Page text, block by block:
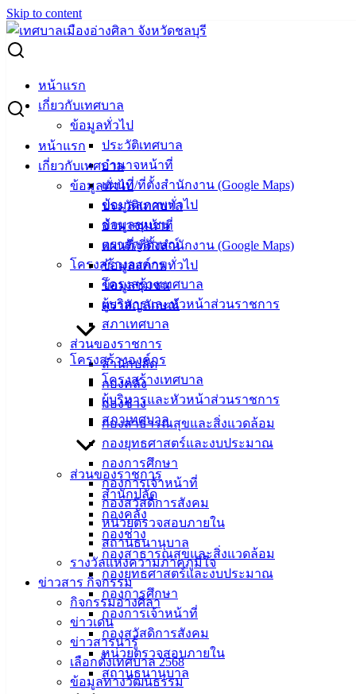
Skip to content
หน้าแรก
เกี่ยวกับเทศบาล
ข้อมูลทั่วไป
ประวัติเทศบาล
อำนาจหน้าที่
แผนที่/ที่ตั้งสำนักงาน (Google Maps)
ข้อมูลสภาพทั่วไป
ข้อมูลชุมชน
ตราสัญลักษณ์
โครงสร้างองค์กร
โครงสร้างเทศบาล
ผู้บริหารและหัวหน้าส่วนราชการ
สภาเทศบาล
ส่วนของราชการ
สำนักปลัด
กองคลัง
กองช่าง
กองสาธารณสุขและสิ่งแวดล้อม
กองยุทธศาสตร์และงบประมาณ
กองการศึกษา
กองการเจ้าหน้าที่
กองสวัสดิการสังคม
หน่วยตรวจสอบภายใน
สถานธนานุบาล
รางวัลแห่งความภาคภูมิใจ
ข่าวสาร กิจกรรม
กิจกรรมอ่างศิลา
ข่าวเด่น
ข่าวสารน่ารู้
เลือกตั้งเทศบาล 2568
ข้อมูลทางวัฒนธรรม
หน้าแรก
เกี่ยวกับเทศบาล
ข้อมูลทั่วไป
ประวัติเทศบาล
อำนาจหน้าที่
แผนที่/ที่ตั้งสำนักงาน (Google Maps)
ข้อมูลสภาพทั่วไป
ข้อมูลชุมชน
ตราสัญลักษณ์
โครงสร้างองค์กร
โครงสร้างเทศบาล
ผู้บริหารและหัวหน้าส่วนราชการ
สภาเทศบาล
ส่วนของราชการ
สำนักปลัด
กองคลัง
กองช่าง
กองสาธารณสุขและสิ่งแวดล้อม
กองยุทธศาสตร์และงบประมาณ
กองการศึกษา
กองการเจ้าหน้าที่
กองสวัสดิการสังคม
หน่วยตรวจสอบภายใน
สถานธนานุบาล
Search for:
-ร่าง- ประกวดราคาโครงการปรับปรุงถนนมิตรสัมพันธ์ฯ ด้วยวิธี
ประกวดราคาอิเล็กทรอนิกส์ (e-bidding)
-ร่าง- ประกวดราคาโครงการปรับปรุงถนน
มิตรสัมพันธ์ฯ ด้วยวิธีประกวดราคา
อิเล็กทรอนิกส์ (e-bidding)
กุมภาพันธ์ 27, 2024พฤษภาคม 9, 2024 vichakarn
ซื้อจัดจ้าง, ร่างประกาศ
โครงการปรับปรุงถนนมิตรสัมพันธ์ฯดาวน์โหลด
เมืองอ่าง
เทศบาลเมือง
อ.เมือง จ.ชลบุรี
ติดต่อ :038-
142-100-104
บริการ
ประชาชน